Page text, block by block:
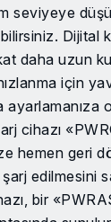
seviyeye
Dijital
daha uzun
için
cihazı
hemen geri
edilmesini
bir